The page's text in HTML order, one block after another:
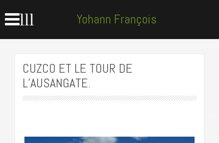
lll Yohann François
montagne
CUZCO ET LE TOUR DE
L’AUSANGATE.